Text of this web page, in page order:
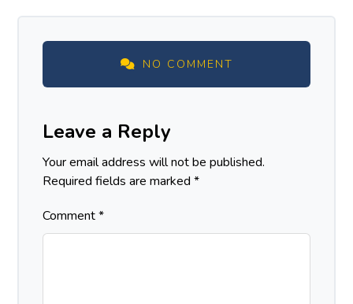
NO COMMENT
Leave a Reply
Your email address will not be published.
Required fields are marked*
Comment*